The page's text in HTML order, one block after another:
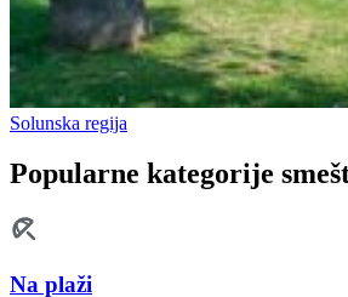
Solunska regija
Popularne kategorije
Na plaži